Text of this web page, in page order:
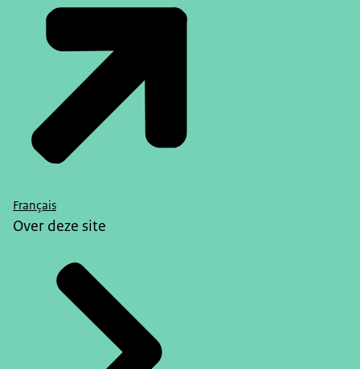
Français
Over deze site